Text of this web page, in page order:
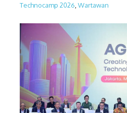
Technocamp 2026 Wartawan